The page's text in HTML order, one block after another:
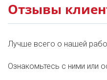
Отзывы
Лучше всего о нашей
Ознакомьтесь с ними или